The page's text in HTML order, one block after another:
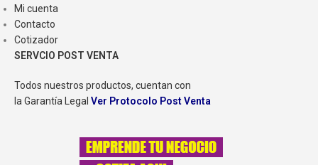
Mi cuenta
Contacto
Cotizador
SERVCIO POST VENTA
Todos nuestros productos, cuentan con
la Garantía Legal Ver Protocolo Post Venta